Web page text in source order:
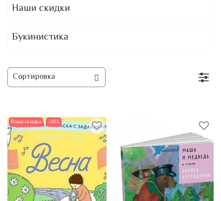
Наши скидки
Букинистика
Ваша скидка -28%